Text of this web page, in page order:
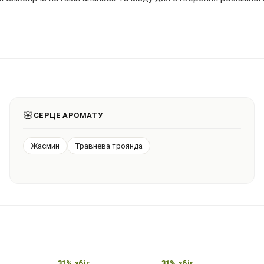
🌸 СЕРЦЕ АРОМАТУ
Жасмин Травнева троянда